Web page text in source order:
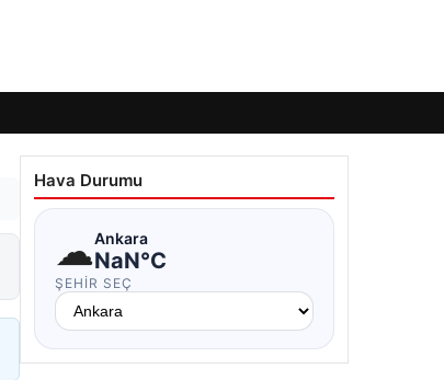
Hava Durumu
☁Ankara
NaN°C
ŞEHIR SEÇ